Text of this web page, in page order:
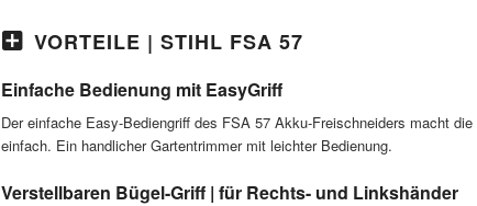
VORTEILE | STIHL FSA 57
Einfache Bedienung mit EasyGriff
Der einfache Easy-Bediengriff des FSA 57 Akku-Freischneiders macht die
einfach. Ein handlicher Gartentrimmer mit leichter Bedienung.
Verstellbaren Bügel-Griff | für Rechts- und Linkshänder